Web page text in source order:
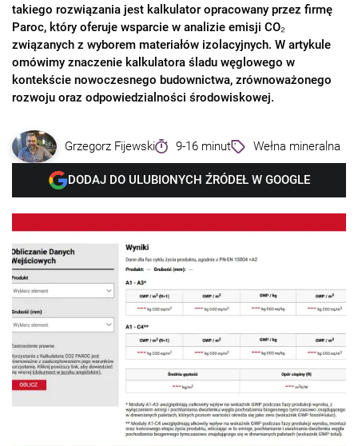
takiego rozwiązania jest kalkulator opracowany przez firmę
Paroc, który oferuje wsparcie w analizie emisji CO₂
związanych z wyborem materiałów izolacyjnych. W artykule
omówimy znaczenie kalkulatora śladu węglowego w
kontekście nowoczesnego budownictwa, zrównoważonego
rozwoju oraz odpowiedzialności środowiskowej.
Grzegorz Fijewski 9-16 minut Wełna mineralna
DODAJ DO ULUBIONYCH ŹRÓDEŁ W GOOGLE